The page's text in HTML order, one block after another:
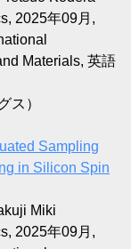
2025年09月,
Materials, 英語
ス）
Sampling
in Silicon Spin
Miki
2025年09月,